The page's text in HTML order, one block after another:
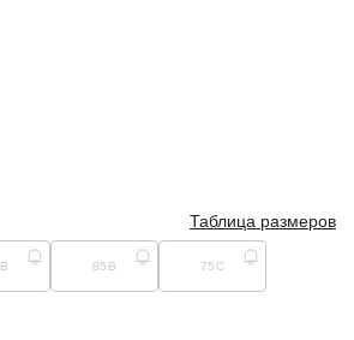
Таблица размеров
85B 75С